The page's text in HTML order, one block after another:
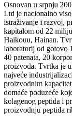
Osnovan u srpnju
Ltd je nacionalno
istraživanje i razvoj,
kapitalom od 22
Haikouu, Hainan.
laboratorij od gotovo
40 patenata, 20
proizvoda. Tvrtka je
najveće
proizvodnim
domaće poduzeće
kolagenog peptida i
proizvodnju peptida